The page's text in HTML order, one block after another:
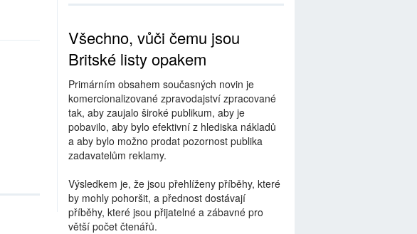
Všechno, vůči čemu jsou
Britské listy opakem
Primárním obsahem současných novin je
komercionalizované zpravodajství zpracované
tak, aby zaujalo široké publikum, aby je
pobavilo, aby bylo efektivní z hlediska nákladů
a aby bylo možno prodat pozornost publika
zadavatelům reklamy.
Výsledkem je, že jsou přehlíženy příběhy, které
by mohly pohoršit, a přednost dostávají
příběhy, které jsou přijatelné a zábavné pro
větší počet čtenářů.